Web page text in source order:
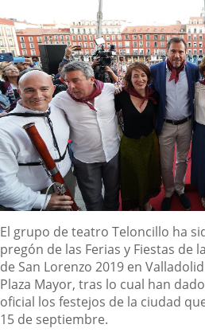
Descripción
El grupo de teatro Teloncillo ha
pregón de las Ferias y Fiestas de
de San Lorenzo 2019 en
Plaza Mayor, tras lo cual han
oficial los festejos de la ciudad
15 de septiembre.